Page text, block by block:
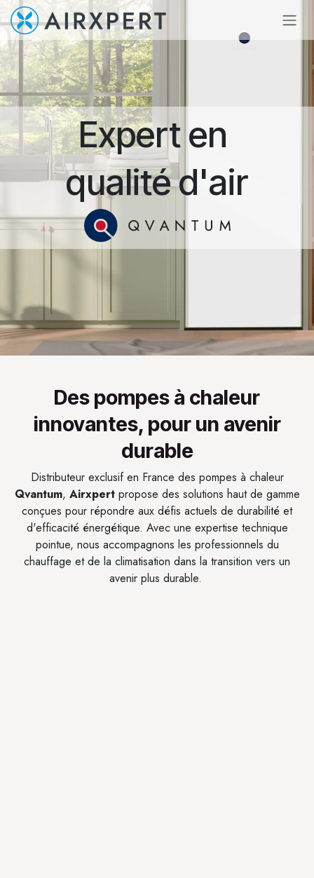
Se rendre au contenu
Expert en
qualité d'air
Des pompes à chaleur
innovantes, pour un avenir
durable
Distributeur exclusif en France des pompes à chaleur
Qvantum, Airxpert propose des solutions haut de gamme
conçues pour répondre aux défis actuels de durabilité et
d'efficacité énergétique. Avec une expertise technique
pointue, nous accompagnons les professionnels du
chauffage et de la climatisation dans la transition vers un
avenir plus durable.